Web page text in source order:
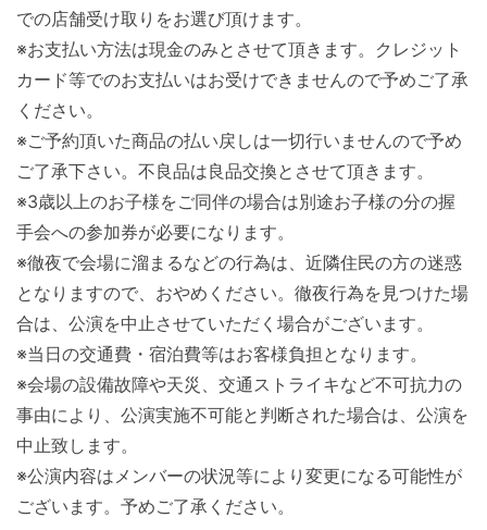
での店舗受け取りをお選び頂けます。
※お支払い方法は現金のみとさせて頂きます。クレジット
カード等でのお支払いはお受けできませんので予めご了承
ください。
※ご予約頂いた商品の払い戻しは一切行いませんので予め
ご了承下さい。不良品は良品交換とさせて頂きます。
※3歳以上のお子様をご同伴の場合は別途お子様の分の握
手会への参加券が必要になります。
※徹夜で会場に溜まるなどの行為は、近隣住民の方の迷惑
となりますので、おやめください。徹夜行為を見つけた場
合は、公演を中止させていただく場合がございます。
※当日の交通費・宿泊費等はお客様負担となります。
※会場の設備故障や天災、交通ストライキなど不可抗力の
事由により、公演実施不可能と判断された場合は、公演を
中止致します。
※公演内容はメンバーの状況等により変更になる可能性が
ございます。予めご了承ください。